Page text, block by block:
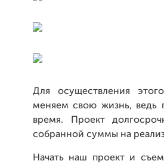
Для осуществления
меняем свою жизнь, ведь
время. Проект
собранной суммы на
Начать наш проект и